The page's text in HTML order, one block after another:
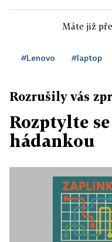
Máte již
#Lenovo #laptop
Rozrušily vás
Rozptylte
hádankou